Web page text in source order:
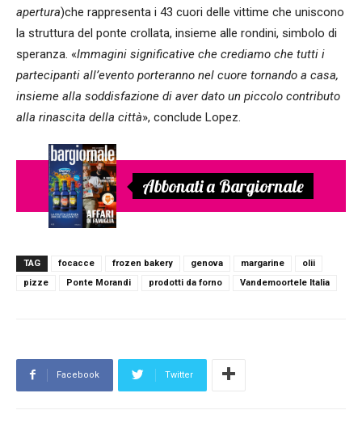
apertura)che rappresenta i 43 cuori delle vittime che uniscono
la struttura del ponte crollata, insieme alle rondini, simbolo di
speranza. «Immagini significative che crediamo che tutti i
partecipanti all’evento porteranno nel cuore tornando a casa,
insieme alla soddisfazione di aver dato un piccolo contributo
alla rinascita della città», conclude Lopez.
Abbonati a Bargiornale
TAG focacce frozen bakery genova margarine
olii
pizze
Ponte Morandi prodotti da forno Vandemoortele Italia
Facebook Twitter